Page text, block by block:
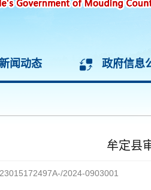
闻动态 政府信息
牟定县
2024-0903001